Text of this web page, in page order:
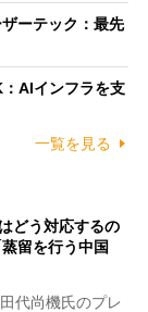
ーテック：最先
：AIインフラを支
一覧を見る
どう対応するの
留を行う中国
代尚機氏のプレ